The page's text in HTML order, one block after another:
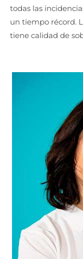
todas las
un tiempo récord.
tiene calidad de